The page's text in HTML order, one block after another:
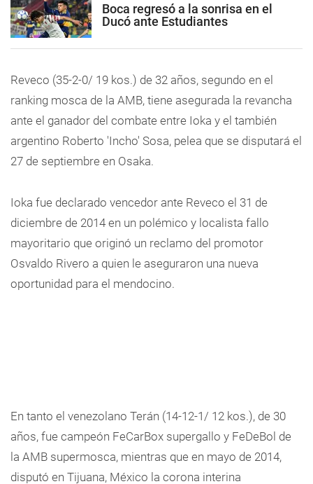
Boca regresó a la sonrisa en el
Ducó ante Estudiantes
Reveco (35-2-0/ 19 kos.) de 32 años, segundo en el
ranking mosca de la AMB, tiene asegurada la revancha
ante el ganador del combate entre Ioka y el también
argentino Roberto 'Incho' Sosa, pelea que se disputará el
27 de septiembre en Osaka.
Ioka fue declarado vencedor ante Reveco el 31 de
diciembre de 2014 en un polémico y localista fallo
mayoritario que originó un reclamo del promotor
Osvaldo Rivero a quien le aseguraron una nueva
oportunidad para el mendocino.
En tanto el venezolano Terán (14-12-1/ 12 kos.), de 30
años, fue campeón FeCarBox supergallo y FeDeBol de
la AMB supermosca, mientras que en mayo de 2014,
disputó en Tijuana, México la corona interina